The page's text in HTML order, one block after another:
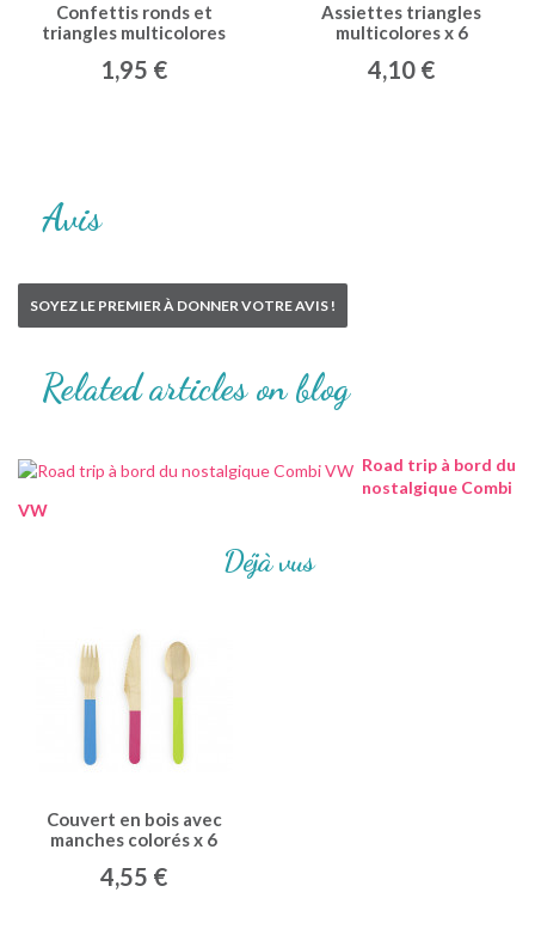
Confettis ronds et
triangles multicolores
1,95 €
Assiettes triangles
multicolores x 6
4,10 €
Avis
SOYEZ LE PREMIER À DONNER VOTRE AVIS !
Related articles on blog
Road trip à bord du
nostalgique Combi
VW
Déjà vus
Couvert en bois avec
manches colorés x 6
4,55 €